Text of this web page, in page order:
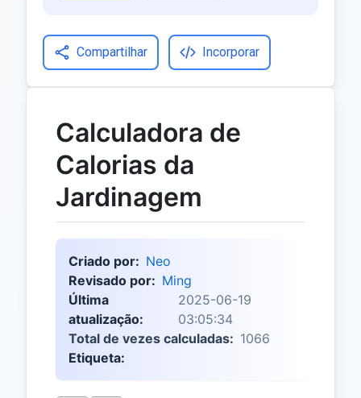
Compartilhar Incorporar
Calculadora de
Calorias da
Jardinagem
Criado por: Neo
Revisado por: Ming
Última
atualização:
2025-06-19
03:05:34
Total de vezes calculadas: 1066
Etiqueta: